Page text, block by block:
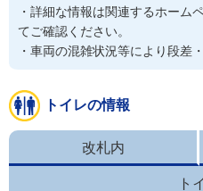
・詳細な情報は関連するホーム
てご確認ください。
・車両の混雑状況等により段差
トイレの情報
改札内
ト